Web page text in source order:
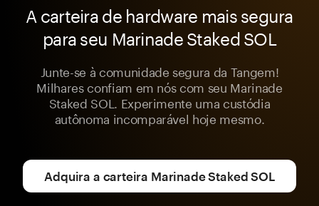
A carteira de hardware mais segura
para seu Marinade Staked SOL
Junte-se à comunidade segura da Tangem!
Milhares confiam em nós com seu Marinade
Staked SOL. Experimente uma custódia
autônoma incomparável hoje mesmo.
Adquira a carteira Marinade Staked SOL